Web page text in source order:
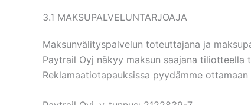
3.1 MAKSUPALVELUNTARJOAJA
Maksunvälityspalvelun toteuttajana ja
Paytrail Oyj näkyy maksun saajana
Reklamaatiotapauksissa pyydämme